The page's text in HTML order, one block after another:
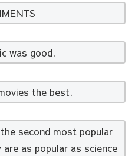
was good.
the best.
second most popular
as popular as science